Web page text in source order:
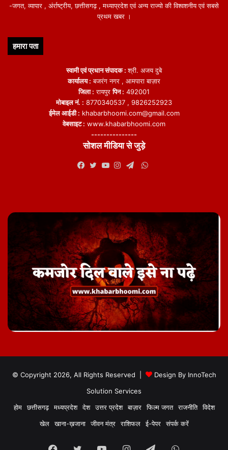
-जगत, व्यापार , अंर्राष्ट्रीय, छत्तीसगढ़ , मध्याप्रदेश एवं अन्य राज्यो की विश्वशनीय एवं सबसे
प्रथम खबर ।
हमारा पता
स्वामी एवं प्रधान संपादक :श्री. अजय दुबे
कार्यालय : बजरंग नगर , आमपारा बाज़ार
जिला : रायपुरपिन : 492001
मोबाइल नं. : 8770340537 , 9826252923
ईमेल आईडी : khabarbhoomi.com@gmail.com
वेबसाइट : www.khabarbhoomi.com
---------------
सोशल मीडिया से जुड़े
WhatsApp
© Copyright 2026, All Rights Reserved | Design By InnoTech
Solution Services
होम
छत्तीसगढ़ मध्यप्रदेश देश उत्तर प्रदेश बाज़ार फिल्म जगत राजनीति
विदेश
खेल
खाना-ख़जाना जीवन मंत्र राशिफल ई-पेपर संपर्क करें